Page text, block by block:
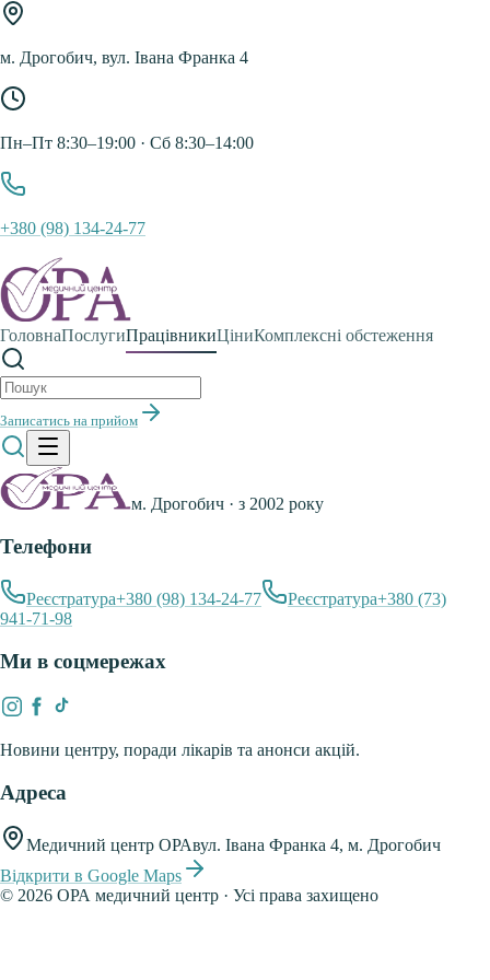
м. Дрогобич, вул. Івана Франка 4
Пн–Пт 8:30–19:00 · Сб 8:30–14:00
+380 (98) 134-24-77
ГоловнаПослугиПрацівникиЦіниКомплексні обстеження
Записатись на прийом
Головна
обстеження
Записатись на прийом
м. Дрогобич · з 2002 року
Телефони
Реєстратура+380 (98) 134-24-77 Реєстратура+380 (73)
941-71-98
Ми в соцмережах
Новини центру, поради лікарів та анонси акцій.
Адреса
Медичний центр ОРАвул. Івана Франка 4, м. Дрогобич
Відкрити в Google Maps
© 2026 ОРА медичний центр · Усі права захищено